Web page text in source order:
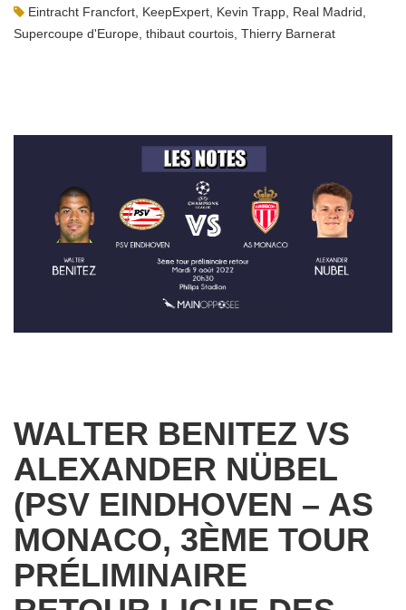
Eintracht Francfort KeepExpert Kevin Trapp Real Madrid
Supercoupe d'Europe thibaut courtois Thierry Barnerat
WALTER BENITEZ VS
ALEXANDER NÜBEL
(PSV EINDHOVEN – AS
MONACO, 3ÈME TOUR
PRÉLIMINAIRE